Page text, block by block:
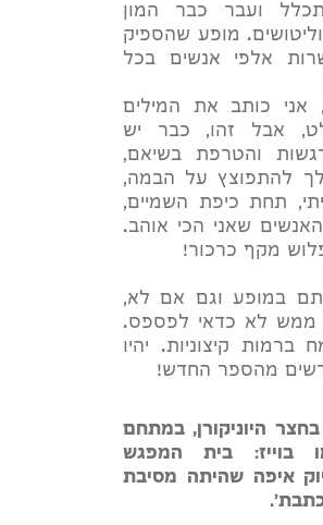
ועבר כבר המון
וליטושים. מופע שהספיק
אלפי אנשים בכל
אני כותב את המילים
אבל זהו, כבר יש
והטרפת בשיאם,
אני הולך להתפוצץ על הבמה,
תחת כיפת השמיים,
שאני הכי אוהב.
מקף כרכור!
במופע וגם אם לא,
ממש לא כדאי לפספס.
ברמות קיצוניות. יהיו
מוצ"ש 14.10.17 בחצר היוניקורן, במתחם
בוייז: בית המפגש
איפה שהיתה מסיבת